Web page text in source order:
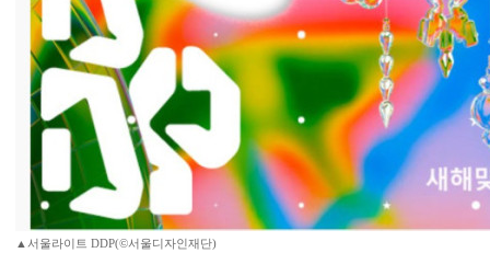
▲서울라이트 DDP(©서울디자인재단)